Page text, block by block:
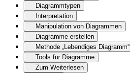
Diagrammtypen
Interpretation
Manipulation von Diagrammen
Diagramme erstellen
Methode „Lebendiges Diagramm“
Tools für Diagramme
Zum Weiterlesen